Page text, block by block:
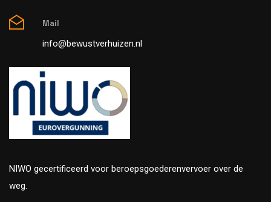
Mail
info@bewustverhuizen.nl
NIWO gecertificeerd voor beroepsgoederenvervoer over de
weg.